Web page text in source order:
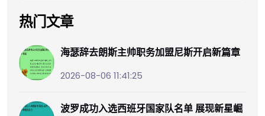
热门文章
海瑟辞去朗斯主帅职务加盟尼斯开启新篇章
2026-08-06 11:41:25
波罗成功入选西班牙国家队名单 展现新星崛